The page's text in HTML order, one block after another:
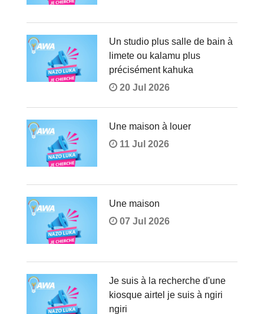
Un studio plus salle de bain à
limete ou kalamu plus
précisément kahuka
20 Jul 2026
Une maison à louer
11 Jul 2026
Une maison
07 Jul 2026
Je suis à la recherche d'une
kiosque airtel je suis à ngiri
ngiri